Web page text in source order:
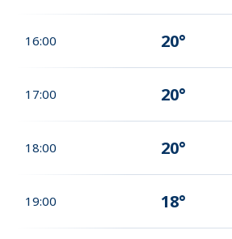
16:00 20°
17:00 20°
18:00 20°
19:00 18°